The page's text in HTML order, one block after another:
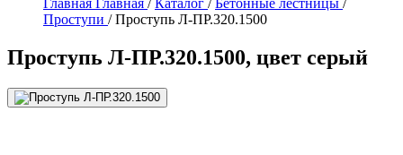
Главная Главная / Каталог / Бетонные лестницы /
Проступи / Проступь Л-ПР.320.1500
Проступь Л-ПР.320.1500, цвет серый